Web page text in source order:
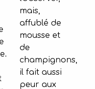
mais,
affublé de
mousse et
de
champignons,
il fait aussi
peur aux